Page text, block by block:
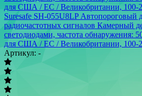
Suresafe SH-055U8LP Автопороговый
радиочастотных сигналов Камерный
светодиодами, частота обнаружения:
для США / ЕС / Великобритании, 100-
Артикул: -